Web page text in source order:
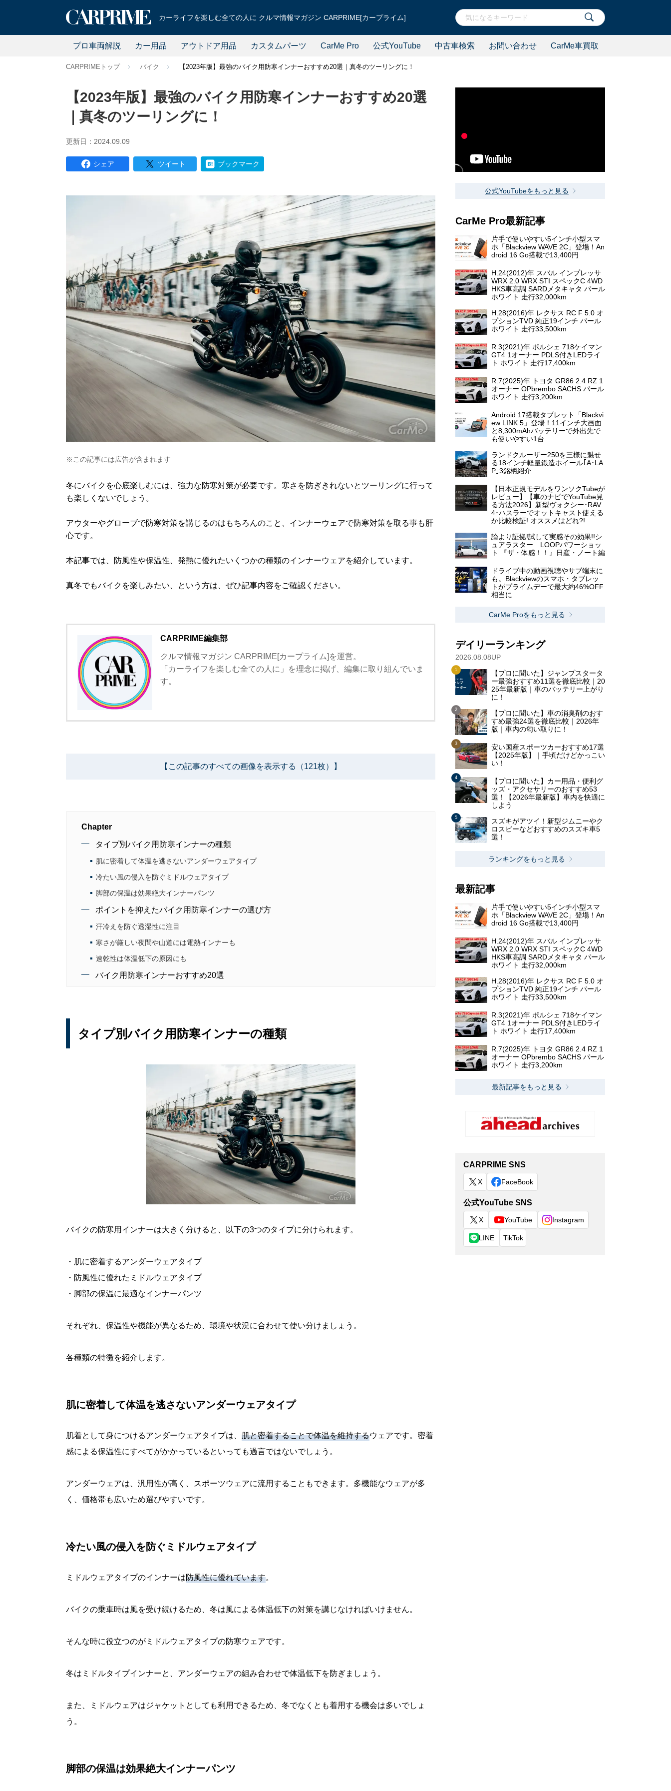
カーライフを楽しむ全ての人に クルマ情報マガジン CARPRIME[カープライム]
プロ車両解説 カー用品 アウトドア用品 カスタムパーツ CarMe Pro 公式YouTube 中古車検索 お問い合わせ CarMe車買取
CARPRIMEトップ バイク 【2023年版】最強のバイク用防寒インナーおすすめ20選｜真冬のツーリングに！
【2023年版】最強のバイク用防寒インナーおすすめ20選
｜真冬のツーリングに！
更新日：2024.09.09
シェア ツイート ブックマーク
※この記事には広告が含まれます
冬にバイクを心底楽しむには、強力な防寒対策が必要です。寒さを防ぎきれないとツーリングに行って
も楽しくないでしょう。
アウターやグローブで防寒対策を講じるのはもちろんのこと、インナーウェアで防寒対策を取る事も肝
心です。
本記事では、防風性や保温性、発熱に優れたいくつかの種類のインナーウェアを紹介しています。
真冬でもバイクを楽しみたい、という方は、ぜひ記事内容をご確認ください。
CARPRIME編集部
クルマ情報マガジン CARPRIME[カープライム]を運営。
「カーライフを楽しむ全ての人に」を理念に掲げ、編集に取り組んでいま
す。
【この記事のすべての画像を表示する（121枚）】
Chapter
タイプ別バイク用防寒インナーの種類
肌に密着して体温を逃さないアンダーウェアタイプ
冷たい風の侵入を防ぐミドルウェアタイプ
脚部の保温は効果絶大インナーパンツ
ポイントを抑えたバイク用防寒インナーの選び方
汗冷えを防ぐ透湿性に注目
寒さが厳しい夜間や山道には電熱インナーも
速乾性は体温低下の原因にも
バイク用防寒インナーおすすめ20選
タイプ別バイク用防寒インナーの種類
バイクの防寒用インナーは大きく分けると、以下の3つのタイプに分けられます。
・肌に密着するアンダーウェアタイプ
・防風性に優れたミドルウェアタイプ
・脚部の保温に最適なインナーパンツ
それぞれ、保温性や機能が異なるため、環境や状況に合わせて使い分けましょう。
各種類の特徴を紹介します。
肌に密着して体温を逃さないアンダーウェアタイプ
肌着として身につけるアンダーウェアタイプは、 肌と密着することで体温を維持するウェアです。密着
感による保温性にすべてがかかっているといっても過言ではないでしょう。
アンダーウェアは、汎用性が高く、スポーツウェアに流用することもできます。多機能なウェアが多
く、価格帯も広いため選びやすいです。
冷たい風の侵入を防ぐミドルウェアタイプ
ミドルウェアタイプのインナーは防風性に優れています。
バイクの乗車時は風を受け続けるため、冬は風による体温低下の対策を講じなければいけません。
そんな時に役立つのがミドルウェアタイプの防寒ウェアです。
冬はミドルタイプインナーと、アンダーウェアの組み合わせで体温低下を防ぎましょう。
また、ミドルウェアはジャケットとしても利用できるため、冬でなくとも着用する機会は多いでしょ
う。
脚部の保温は効果絶大インナーパンツ
公式YouTubeをもっと見る
CarMe Pro最新記事
片手で使いやすい5インチ小型スマ
ホ「Blackview WAVE 2C」登場！An
droid 16 Go搭載で13,400円
H.24(2012)年 スバル インプレッサ
WRX 2.0 WRX STI スペックC 4WD
HKS車高調 SARDメタキャタ パール
ホワイト 走行32,000km
H.28(2016)年 レクサス RC F 5.0 オ
プションTVD 純正19インチ パール
ホワイト 走行33,500km
R.3(2021)年 ポルシェ 718ケイマン
GT4 1オーナー PDLS付きLEDライ
ト ホワイト 走行17,400km
R.7(2025)年 トヨタ GR86 2.4 RZ 1
オーナー OPbrembo SACHS パール
ホワイト 走行3,200km
Android 17搭載タブレット「Blackvi
ew LINK 5」登場！11インチ大画面
と8,300mAhバッテリーで外出先で
も使いやすい1台
ランドクルーザー250を三様に魅せ
る18インチ軽量鍛造ホイール｢A･LA
P｣3銘柄紹介
【日本正規モデルをワンソクTubeが
レビュー】【車のナビでYouTube見
る方法2026】新型ヴォクシー･RAV
4･ハスラーでオットキャスト使える
か比較検証! オススメはどれ?!
論より証拠!試して実感その効果!!シ
ュアラスター LOOPパワーショッ
ト 『ザ・体感！！』日産・ノート編
ドライブ中の動画視聴やサブ端末に
も。Blackviewのスマホ・タブレッ
トがプライムデーで最大約46%OFF
相当に
CarMe Proをもっと見る
デイリーランキング
2026.08.08UP
【プロに聞いた】ジャンプスタータ
ー最強おすすめ11選を徹底比較｜20
25年最新版｜車のバッテリー上がり
に！
【プロに聞いた】車の消臭剤のおす
すめ最強24選を徹底比較｜2026年
版｜車内の匂い取りに！
安い国産スポーツカーおすすめ17選
【2025年版】｜手頃だけどかっこい
い！
【プロに聞いた】カー用品・便利グ
ッズ・アクセサリーのおすすめ53
選！【2026年最新版】車内を快適に
しよう
スズキがアツイ！新型ジムニーやク
ロスビーなどおすすめのスズキ車5
選！
ランキングをもっと見る
最新記事
片手で使いやすい5インチ小型スマ
ホ「Blackview WAVE 2C」登場！An
droid 16 Go搭載で13,400円
H.24(2012)年 スバル インプレッサ
WRX 2.0 WRX STI スペックC 4WD
HKS車高調 SARDメタキャタ パール
ホワイト 走行32,000km
H.28(2016)年 レクサス RC F 5.0 オ
プションTVD 純正19インチ パール
ホワイト 走行33,500km
R.3(2021)年 ポルシェ 718ケイマン
GT4 1オーナー PDLS付きLEDライ
ト ホワイト 走行17,400km
R.7(2025)年 トヨタ GR86 2.4 RZ 1
オーナー OPbrembo SACHS パール
ホワイト 走行3,200km
最新記事をもっと見る
CARPRIME SNS
X FaceBook
公式YouTube SNS
X YouTube Instagram
LINE TikTok